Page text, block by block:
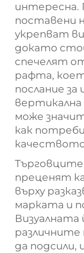
поставени
укрепват
докато
спечелят
рафта,
послание за
вертикална
може
как
преценят
върху
марката и
Визуалната
да подсили,